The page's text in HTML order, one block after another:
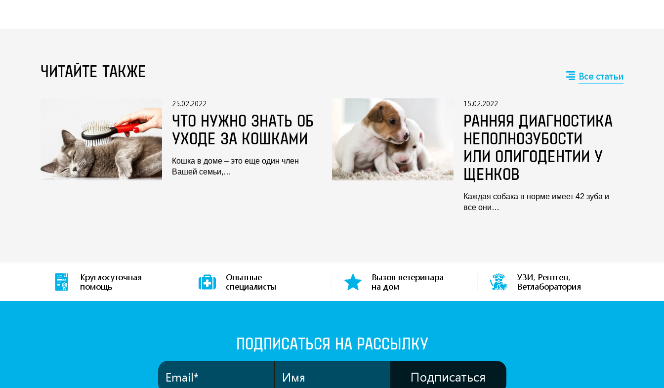
ЧИТАЙТЕ ТАКЖЕ Все статьи
25.02.2022
ЧТО НУЖНО ЗНАТЬ ОБ
УХОДЕ ЗА КОШКАМИ
Кошка в доме – это еще один член
Вашей семьи,…
15.02.2022
РАННЯЯ ДИАГНОСТИКА
НЕПОЛНОЗУБОСТИ
ИЛИ ОЛИГОДЕНТИИ У
ЩЕНКОВ
Каждая собака в норме имеет 42 зуба и
все они…
Круглосуточная
помощь
Опытные
специалисты
Вызов ветеринара
на дом
УЗИ, Рентген,
Ветлаборатория
ПОДПИСАТЬСЯ НА РАССЫЛКУ